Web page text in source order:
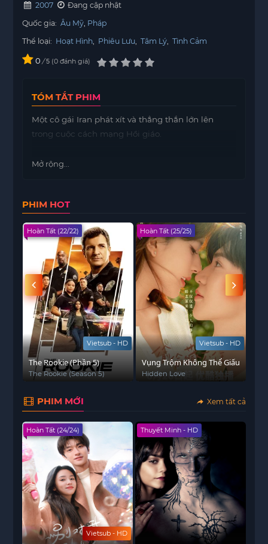
2007
Đang cập nhật
Quốc gia: Âu Mỹ Pháp
Thể loại: Hoạt Hình, Phiêu Lưu, Tâm Lý, Tình Cảm
0 / 5 0 đánh giá
TÓM TẮT PHIM
Một cô gái Iran phát xít và thẳng thắn lớn lên
trong cuộc cách mạng Hồi giáo.
Mở rộng...
PHIM HOT
Vietsub - HD
Hoàn Tất (22/22)
The Rookie (Phần 5)
The Rookie (Season 5)
Vietsub - HD
Hoàn Tất (25/25)
Vụng Trộm Không Thể Giấu
Hidden Love
PHIM MỚI Xem tất cả
Vietsub - HD
Hoàn Tất (24/24) Thuyết Minh - HD